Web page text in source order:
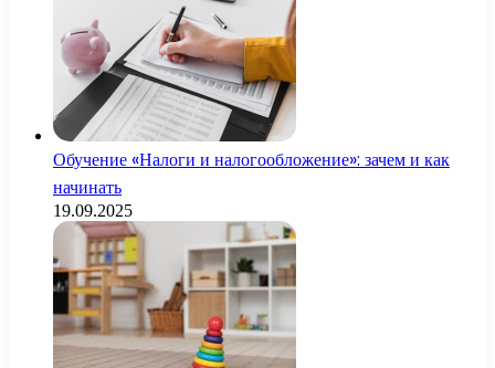
Обучение «Налоги и налогообложение»: зачем и как
начинать
19.09.2025